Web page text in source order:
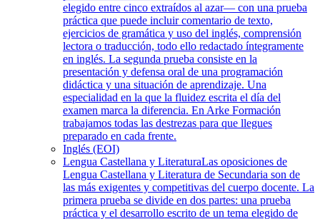
elegido entre cinco extraídos al azar— con una prueba
práctica que puede incluir comentario de texto,
ejercicios de gramática y uso del inglés, comprensión
lectora o traducción, todo ello redactado íntegramente
en inglés. La segunda prueba consiste en la
presentación y defensa oral de una programación
didáctica y una situación de aprendizaje. Una
especialidad en la que la fluidez escrita el día del
examen marca la diferencia. En Arke Formación
trabajamos todas las destrezas para que llegues
preparado en cada frente.
Inglés (EOI)
Lengua Castellana y LiteraturaLas oposiciones de
Lengua Castellana y Literatura de Secundaria son de
las más exigentes y competitivas del cuerpo docente. La
primera prueba se divide en dos partes: una prueba
práctica y el desarrollo escrito de un tema elegido de